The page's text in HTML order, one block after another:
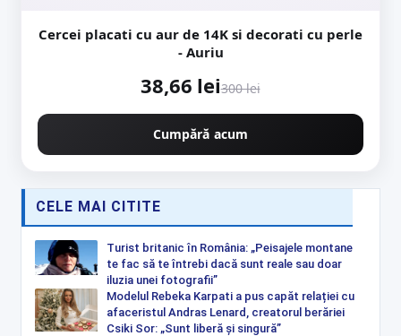
Cercei placati cu aur de 14K si decorati cu perle
- Auriu
38,66 lei300 lei
Cumpără acum
CELE MAI CITITE
Turist britanic în România: „Peisajele montane
te fac să te întrebi dacă sunt reale sau doar
iluzia unei fotografii”
Modelul Rebeka Karpati a pus capăt relației cu
afaceristul Andras Lenard, creatorul berăriei
Csiki Sor: „Sunt liberă și singură”